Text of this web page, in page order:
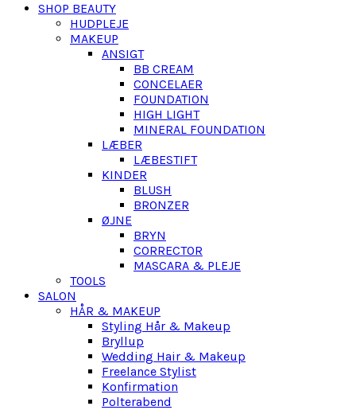
SHOP BEAUTY
HUDPLEJE
MAKEUP
ANSIGT
BB CREAM
CONCELAER
FOUNDATION
HIGH LIGHT
MINERAL FOUNDATION
LÆBER
LÆBESTIFT
KINDER
BLUSH
BRONZER
ØJNE
BRYN
CORRECTOR
MASCARA & PLEJE
TOOLS
SALON
HÅR & MAKEUP
Styling Hår & Makeup
Bryllup
Wedding Hair & Makeup
Freelance Stylist
Konfirmation
Polterabend